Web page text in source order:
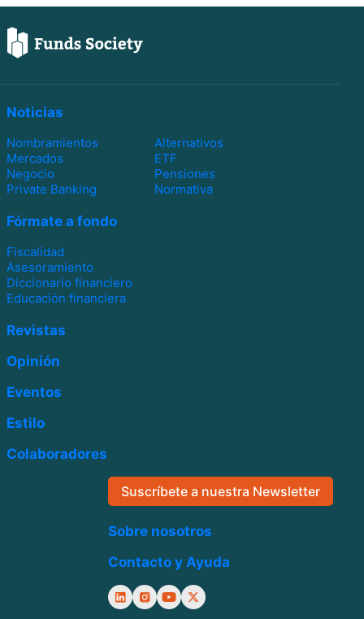
Noticias
Nombramientos
Alternativos
Mercados
ETF
Negocio
Pensiones
Private Banking
Normativa
Fórmate a fondo
Fiscalidad
Asesoramiento
Diccionario financiero
Educación financiera
Revistas
Opinión
Eventos
Estilo
Colaboradores
Suscríbete a nuestra Newsletter
Sobre nosotros
Contacto y Ayuda